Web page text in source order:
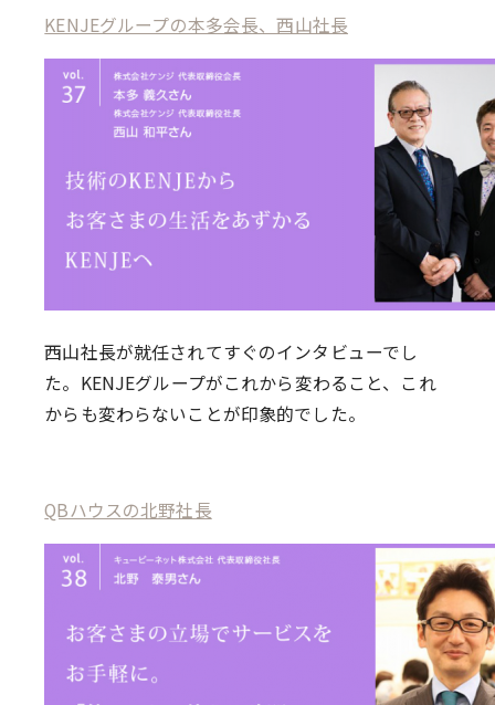
KENJEグループの本多会長、西山社長
西山社長が就任されてすぐのインタビューでし
た。KENJEグループがこれから変わること、これ
からも変わらないことが印象的でした。
QBハウスの北野社長